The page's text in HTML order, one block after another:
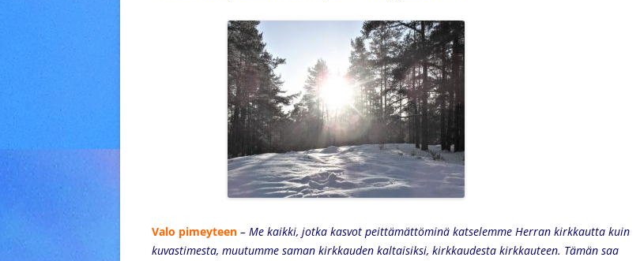
Valo pimeyteen – Me kaikki, jotka kasvot peittämättöminä katselemme Herran kirkkautta kuin
kuvastimesta, muutumme saman kirkkauden kaltaisiksi, kirkkaudesta kirkkauteen. Tämän saa